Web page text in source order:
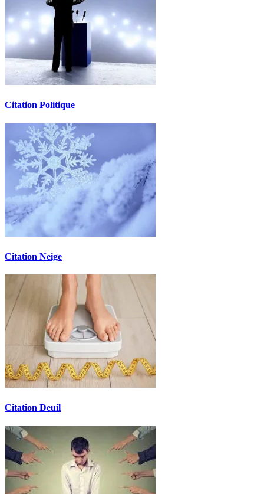
Citation Politique
Citation Neige
Citation Deuil